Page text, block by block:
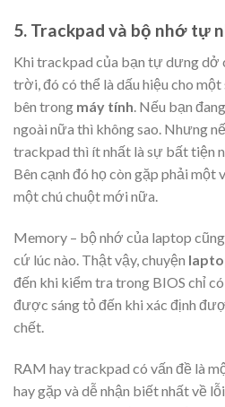
5. Trackpad và bộ nhớ tự
Khi trackpad của bạn tự dưng dở
trời, đó có thể là dấu hiệu cho
bên trong máy tính. Nếu bạn
ngoài nữa thì không sao. Nhưng
trackpad thì ít nhất là sự bất tiện
Bên cạnh đó họ còn gặp phải một
một chú chuột mới nữa.
Memory – bộ nhớ của laptop
cứ lúc nào. Thật vậy, chuyện
đến khi kiểm tra trong BIOS chỉ
được sáng tỏ đến khi xác định
chết.
RAM hay trackpad có vấn đề là
hay gặp và dễ nhận biết nhất về